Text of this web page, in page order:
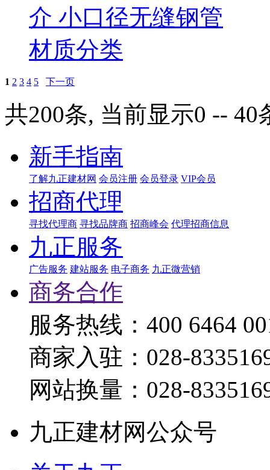
介 小口径无缝钢管
材质分类
1 2 3 4 5 下一页
共200条, 当前显示0 -- 40
新手指南
了解九正建材网 会员注册 会员登录 VIP会员
招商代理
寻找代理商 寻找品牌商 招商峰会 代理招商信息
九正服务
广告服务 建站服务 电子商务 九正微营销
商务合作
服务热线：400 6464
商家入驻：028-
网站换量：028-
九正建材网公众号